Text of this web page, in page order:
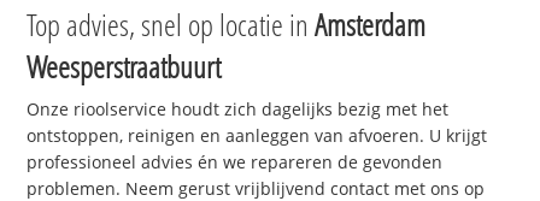
Top advies, snel op locatie inAmsterdam
Weesperstraatbuurt
Onze rioolservice houdt zich dagelijks bezig met het
ontstoppen, reinigen en aanleggen van afvoeren. U krijgt
professioneel advies én we repareren de gevonden
problemen. Neem gerust vrijblijvend contact met ons op